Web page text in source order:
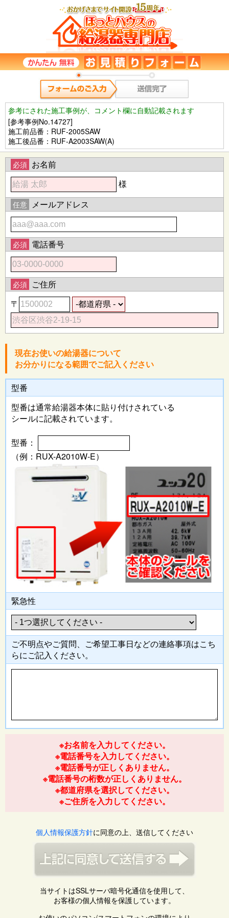
参考にされた施工事例が、コメント欄に自動記載されます
[参考事例No.14727]
施工前品番：RUF-2005SAW
施工後品番：RUF-A2003SAW(A)
必須 お名前
様
任意 メールアドレス
必須 電話番号
必須 ご住所
〒
現在お使いの給湯器について
お分かりになる範囲でご記入ください
型番
型番は通常給湯器本体に貼り付けされている
シールに記載されています。
型番：
（例：RUX-A2010W-E）
緊急性
ご不明点やご質問、ご希望工事日などの連絡事項はこち
らにご記入 ください。
※お名前を入力してください。
※電話番号を入力してください。
※電話番号が正しくありません。
※電話番号の桁数が正しくありません。
※都道府県を選択してください。
※ご住所を入力してください。
個人情報保護方針に同意の上、送信してください
当サイトはSSLサーバ暗号化通信を使用して、
お客様の個人情報を保護しています。